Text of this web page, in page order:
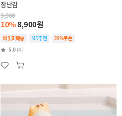
장난감
9,900
10%8,900원
바잇미배송 MD추천
20%쿠폰
5.0 (4)